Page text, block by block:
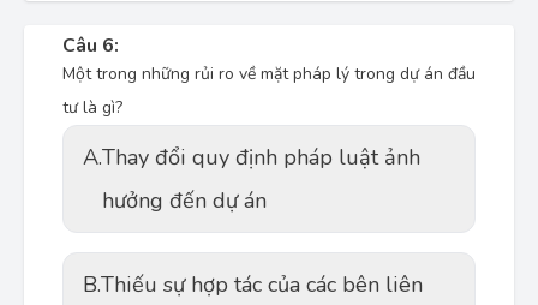
Câu 6:
Một trong những rủi ro về mặt pháp lý trong dự án đầu
tư là gì?
A.Thay đổi quy định pháp luật ảnh
hưởng đến dự án
B.Thiếu sự hợp tác của các bên liên